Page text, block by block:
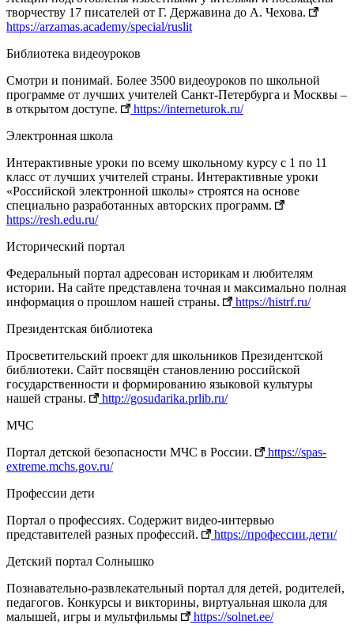
творчеству 17 писателей от Г. Державина до А. Чехова.
https://arzamas.academy/special/ruslit
Библиотека видеоуроков
Смотри и понимай. Более 3500 видеоуроков по школьной
программе от лучших учителей Санкт‐Петербурга и Москвы –
в открытом доступе.
https://interneturok.ru/
Электронная школа
Интерактивные уроки по всему школьному курсу с 1 по 11
класс от лучших учителей страны. Интерактивные уроки
«Российской электронной школы» строятся на основе
специально разработанных авторских программ.
https://resh.edu.ru/
Исторический портал
Федеральный портал адресован историкам и любителям
истории. На сайте представлена точная и максимально полная
информация о прошлом нашей страны.
https://histrf.ru/
Президентская библиотека
Просветительский проект для школьников Президентской
библиотеки. Сайт посвящён становлению российской
государственности и формированию языковой культуры
нашей страны.
http://gosudarika.prlib.ru/
МЧС
Портал детской безопасности МЧС в России.
https://spas-
extreme.mchs.gov.ru/
Профессии дети
Портал о профессиях. Содержит видео-интервью
представителей разных профессий.
https://профессии.дети/
Детский портал Солнышко
Познавательно-развлекательный портал для детей, родителей,
педагогов. Конкурсы и викторины, виртуальная школа для
малышей, игры и мультфильмы
https://solnet.ee/